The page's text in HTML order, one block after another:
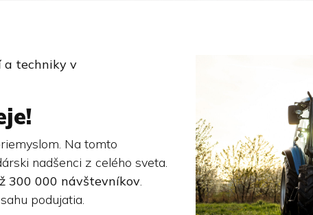
a techniky v
Na tomto
nadšenci z celého sveta.
300 000 návštevníkov.
podujatia.